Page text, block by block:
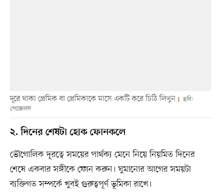
দূরে থাকা প্রেমিক বা প্রেমিকাকে মাসে একটি করে চিঠি লিখুন
ছবি:
পেক্সেলস
২. দিনের শেষটা হোক ফোনকলে
ভৌগোলিক দূরত্বে সময়ের পার্থক্য মেনে নিয়ে নিয়মিত দিনের
শেষে একবার সঙ্গীকে ফোন করুন। ঘুমানোর আগের সময়টা
ব্যক্তিগত সম্পর্কে খুবই গুরুত্বপূর্ণ ভূমিকা রাখে।